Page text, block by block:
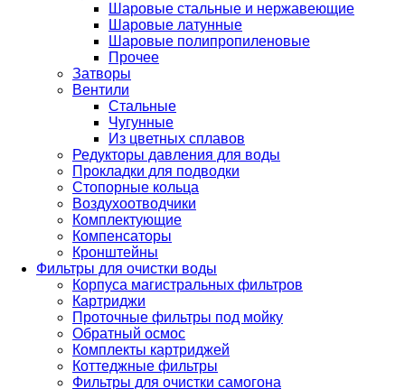
Шаровые стальные и нержавеющие
Шаровые латунные
Шаровые полипропиленовые
Прочее
Затворы
Вентили
Стальные
Чугунные
Из цветных сплавов
Редукторы давления для воды
Прокладки для подводки
Стопорные кольца
Воздухоотводчики
Комплектующие
Компенсаторы
Кронштейны
Фильтры для очистки воды
Корпуса магистральных фильтров
Картриджи
Проточные фильтры под мойку
Обратный осмос
Комплекты картриджей
Коттеджные фильтры
Фильтры для очистки самогона